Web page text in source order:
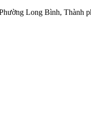
Long Bình, Thành